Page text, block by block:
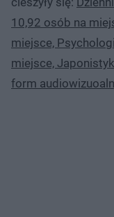
10,92 osób na
miejsce,
miejsce,
form